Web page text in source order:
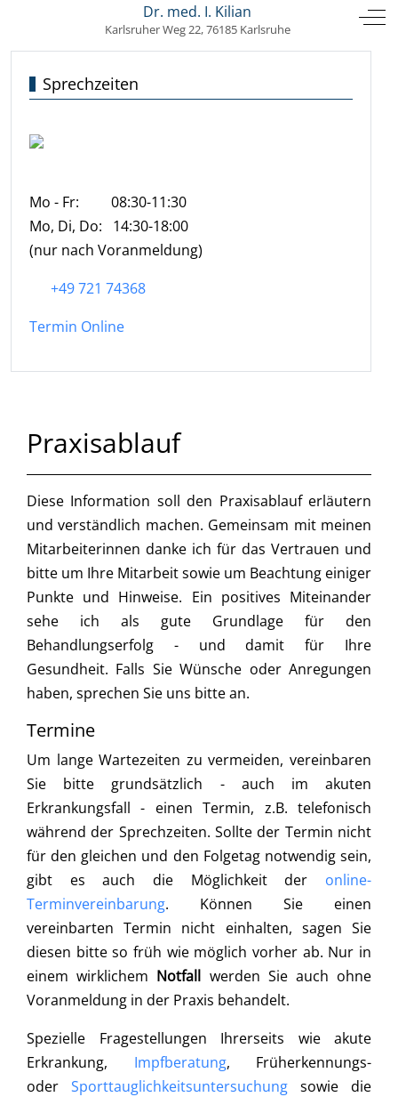
Mobile Menu ToggleDr. med. I. Kilian
Karlsruher Weg 22, 76185 Karlsruhe
Sprechzeiten
Mo - Fr: 08:30-11:30
Mo, Di, Do: 14:30-18:00
(nur nach Voranmeldung)
+49 721 74368
Termin Online
Praxisablauf
Diese Information soll den Praxisablauf erläutern
und verständlich machen. Gemeinsam mit meinen
Mitarbeiterinnen danke ich für das Vertrauen und
bitte um Ihre Mitarbeit sowie um Beachtung einiger
Punkte und Hinweise. Ein positives Miteinander
sehe ich als gute Grundlage für den
Behandlungserfolg - und damit für Ihre
Gesundheit. Falls Sie Wünsche oder Anregungen
haben, sprechen Sie uns bitte an.
Termine
Um lange Wartezeiten zu vermeiden, vereinbaren
Sie bitte grundsätzlich - auch im akuten
Erkrankungsfall - einen Termin, z.B. telefonisch
während der Sprechzeiten. Sollte der Termin nicht
für den gleichen und den Folgetag notwendig sein,
gibt es auch die Möglichkeit der
online-
Terminvereinbarung. Können Sie einen
vereinbarten Termin nicht einhalten, sagen Sie
diesen bitte so früh wie möglich vorher ab. Nur in
einem wirklichem Notfall werden Sie auch ohne
Voranmeldung in der Praxis behandelt.
Spezielle Fragestellungen Ihrerseits wie akute
Erkrankung,
Impfberatung, Früherkennungs-
oder
Sporttauglichkeitsuntersuchung
sowie die